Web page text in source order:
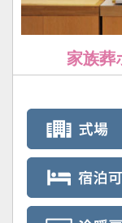
家族葬